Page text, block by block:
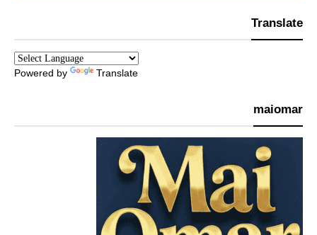
Translate
Powered by Translate
maiomar